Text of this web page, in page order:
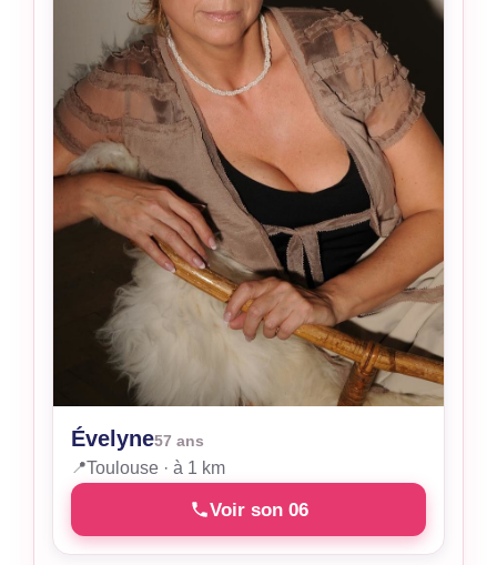
Évelyne57 ans
📍Toulouse · à 1 km
Voir son 06